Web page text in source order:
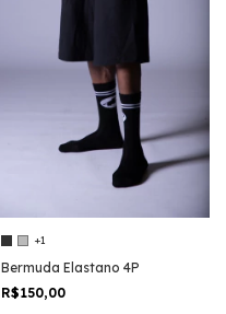
+1
Bermuda Elastano 4P
R$150,00